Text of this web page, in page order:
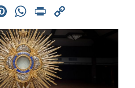
Pinterest
WhatsApp
Print
Link